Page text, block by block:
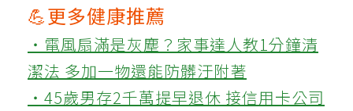
💪更多健康推薦
‧電風扇滿是灰塵？家事達人教1分鐘清
潔法 多加一物還能防髒汙附著
‧45歲男存2千萬提早退休 接信用卡公司